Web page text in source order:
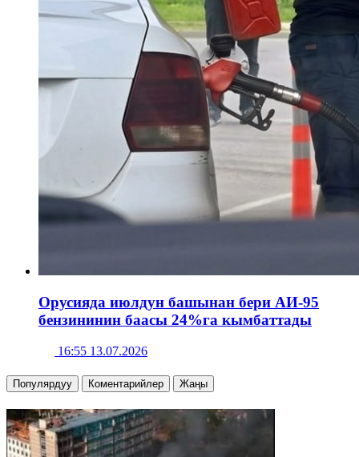
Орусияда июлдун башынан бери АИ-95
бензининин баасы 24%га кымбаттады
16:55 13.07.2026
Популярдуу Коментарийлер Жаңы